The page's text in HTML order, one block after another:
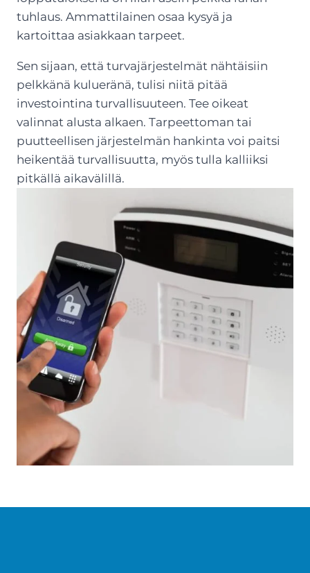
tuhlaus. Ammattilainen osaa kysyä ja
kartoittaa asiakkaan tarpeet.
Sen sijaan, että turvajärjestelmät nähtäisiin
pelkkänä kulueränä, tulisi niitä pitää
investointina turvallisuuteen. Tee oikeat
valinnat alusta alkaen. Tarpeettoman tai
puutteellisen järjestelmän hankinta voi paitsi
heikentää turvallisuutta, myös tulla kalliiksi
pitkällä aikavälillä.